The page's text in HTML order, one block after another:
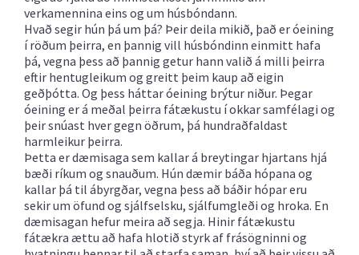
verkamennina eins og um húsbóndann.
Hvað segir hún þá um þá? Þeir deila mikið, það er óeining
í röðum þeirra, en þannig vill húsbóndinn einmitt hafa
þá, vegna þess að þannig getur hann valið á milli þeirra
eftir hentugleikum og greitt þeim kaup að eigin
geðþótta. Og þess háttar óeining brýtur niður. Þegar
óeining er á meðal þeirra fátækustu í okkar samfélagi og
þeir snúast hver gegn öðrum, þá hundraðfaldast
harmleikur þeirra.
Þetta er dæmisaga sem kallar á breytingar hjartans hjá
bæði ríkum og snauðum. Hún dæmir báða hópana og
kallar þá til ábyrgðar, vegna þess að báðir hópar eru
sekir um öfund og sjálfselsku, sjálfumgleði og hroka. En
dæmisagan hefur meira að segja. Hinir fátækustu
fátækra ættu að hafa hlotið styrk af frásögninni og